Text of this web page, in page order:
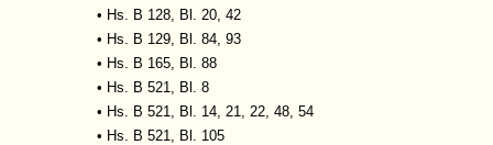
• Hs. B 128, Bl. 20, 42
• Hs. B 129, Bl. 84, 93
• Hs. B 165, Bl. 88
• Hs. B 521, Bl. 8
• Hs. B 521, Bl. 14, 21, 22, 48, 54
• Hs. B 521, Bl. 105